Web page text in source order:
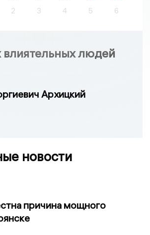
2 3 4 5 6
людей
Архицкий
новости
причина мощного